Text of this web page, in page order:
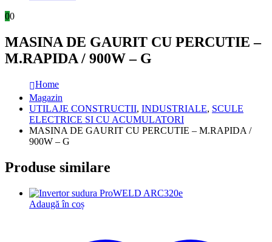
00
MASINA DE GAURIT CU PERCUTIE –
M.RAPIDA / 900W – G
Home
Magazin
UTILAJE CONSTRUCTII, INDUSTRIALE, SCULE
ELECTRICE SI CU ACUMULATORI
MASINA DE GAURIT CU PERCUTIE – M.RAPIDA /
900W – G
Produse similare
Adaugă în coș